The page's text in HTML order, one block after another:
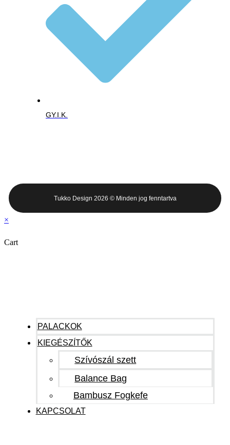
GY.I.K.
Tukko Design 2026 © Minden jog fenntartva
×
Cart
PALACKOK
KIEGÉSZÍTŐK
Szívószál szett
Balance Bag
Bambusz Fogkefe
KAPCSOLAT